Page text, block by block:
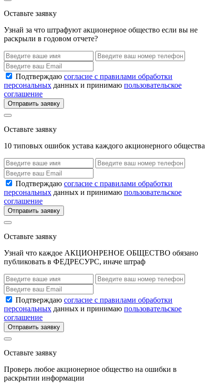
Оставьте заявку
Узнай за что штрафуют акционерное общество если вы не
раскрыли в годовом отчете?
Подтверждаю согласие с правилами обработки
персональных данных и принимаю пользовательское
соглашение
Отправить заявку
Оставьте заявку
10 типовых ошибок устава каждого акционерного общества
Подтверждаю согласие с правилами обработки
персональных данных и принимаю пользовательское
соглашение
Отправить заявку
Оставьте заявку
Узнай что каждое АКЦИОНРЕНОЕ ОБЩЕСТВО обязано
публиковать в ФЕДРЕСУРС, иначе штраф
Подтверждаю согласие с правилами обработки
персональных данных и принимаю пользовательское
соглашение
Отправить заявку
Оставьте заявку
Проверь любое акционерное общество на ошибки в
раскрытии информации